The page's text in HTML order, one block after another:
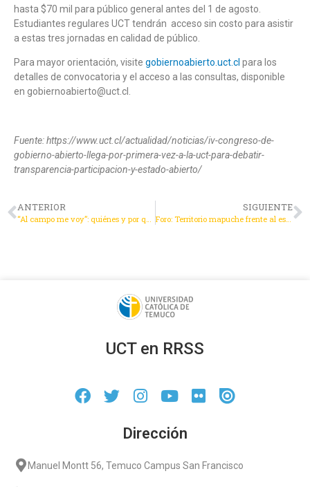
hasta $70 mil para público general antes del 1 de agosto.
Estudiantes regulares UCT tendrán acceso sin costo para asistir
a estas tres jornadas en calidad de público.
Para mayor orientación, visite gobiernoabierto.uct.cl para los
detalles de convocatoria y el acceso a las consultas, disponible
en gobiernoabierto@uct.cl.
Fuente: https://www.uct.cl/actualidad/noticias/iv-congreso-de-
gobierno-abierto-llega-por-primera-vez-a-la-uct-para-debatir-
transparencia-participacion-y-estado-abierto/
ANTERIOR
“Al campo me voy”: quiénes y por qué dejan la ciudad para vivir en el campo en el sur de Chile (FONDECYT)
SIGUIENTE
Foro: Territorio mapuche frente al escenario político actual
UCT en RRSS
Dirección
Manuel Montt 56, Temuco Campus San Francisco